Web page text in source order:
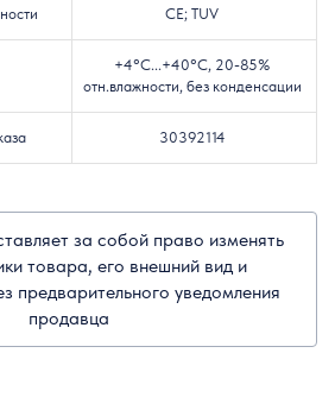
CE; TUV
+4°C...+40°C, 20-85%
отн.влажности, без конденсации
30392114
за собой право изменять
товара, его внешний вид и
предварительного уведомления
продавца